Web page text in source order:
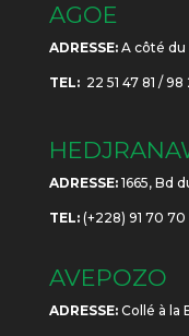
AGOE
ADRESSE:A côté du
TEL:22 51 47 81 / 98
ADRESSE:1665, Bd
TEL:(+228) 91 70 70
AVEPOZO
ADRESSE:Collé à la